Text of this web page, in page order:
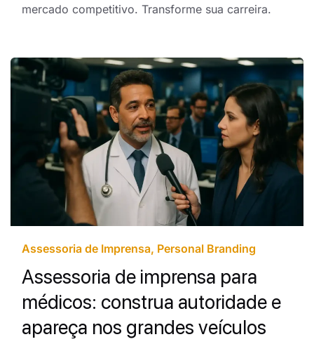
mercado competitivo. Transforme sua carreira.
Assessoria de Imprensa, Personal Branding
Assessoria de imprensa para
médicos: construa autoridade e
apareça nos grandes veículos